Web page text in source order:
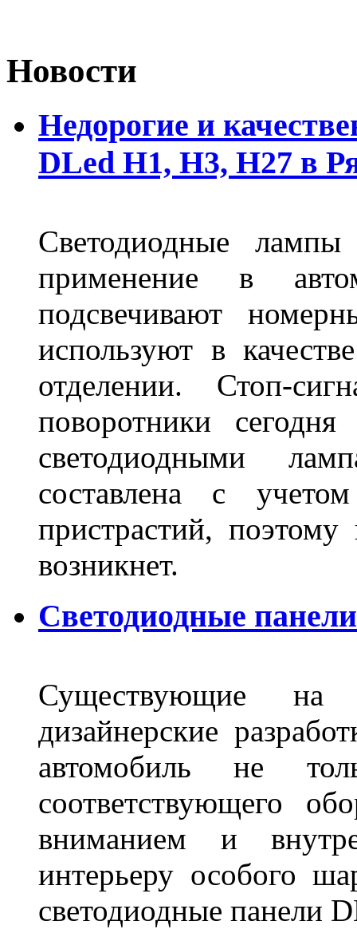
Новости
Недорогие и
DLed Н1, Н3, Н27 в
Светодиодные
применение в
подсвечивают
используют в
отделении. Стоп-
поворотники
светодиодными
составлена с
пристрастий,
возникнет.
Светодиодные
Существующие
дизайнерские
автомобиль не
соответствующего
вниманием и
интерьеру особого
светодиодные панели